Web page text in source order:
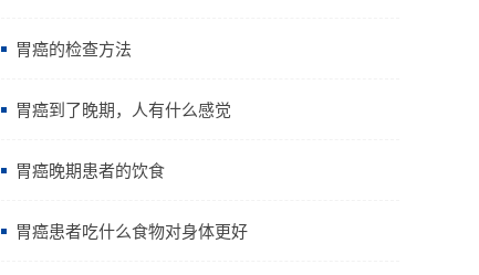
胃癌的检查方法
胃癌到了晚期，人有什么感觉
胃癌晚期患者的饮食
胃癌患者吃什么食物对身体更好